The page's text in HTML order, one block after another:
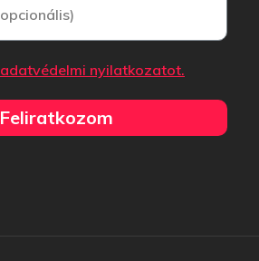
adatvédelmi nyilatkozatot.
Feliratkozom